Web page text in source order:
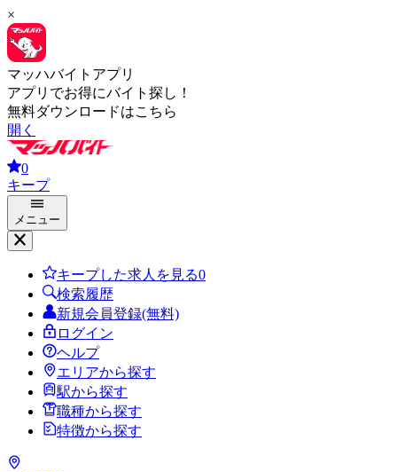
×
マッハバイトアプリ
アプリでお得にバイト探し！
無料ダウンロードはこちら
開く
0
キープ
メニュー
キープした求人を見る0
検索履歴
新規会員登録(無料)
ログイン
ヘルプ
エリアから探す
駅から探す
職種から探す
特徴から探す